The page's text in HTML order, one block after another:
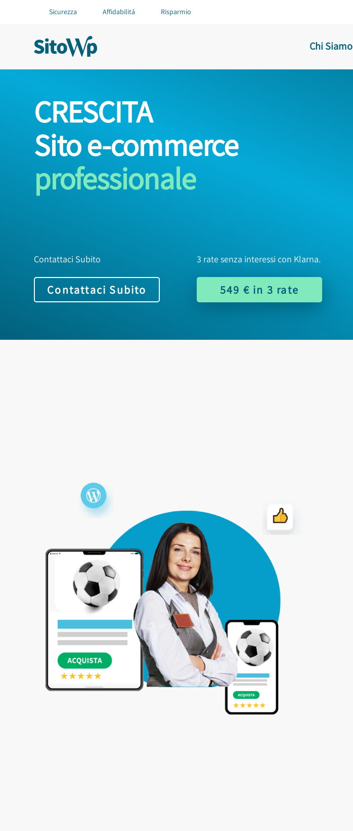
Sicurezza Affidabilitá Risparmio
Chi Siamo
CRESCITA
Sito e-commerce
professionale
Contattaci Subito
Contattaci Subito
3 rate senza interessi con Klarna.
549 € in 3 rate